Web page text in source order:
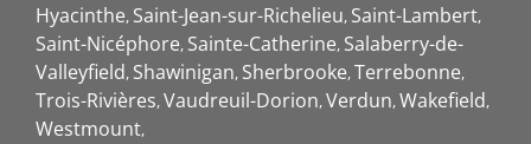
Hyacinthe Saint-Jean-sur-Richelieu Saint-Lambert
Saint-Nicéphore Sainte-Catherine Salaberry-de-
Valleyfield Shawinigan Sherbrooke Terrebonne
Trois-Rivières Vaudreuil-Dorion Verdun Wakefield
Westmount